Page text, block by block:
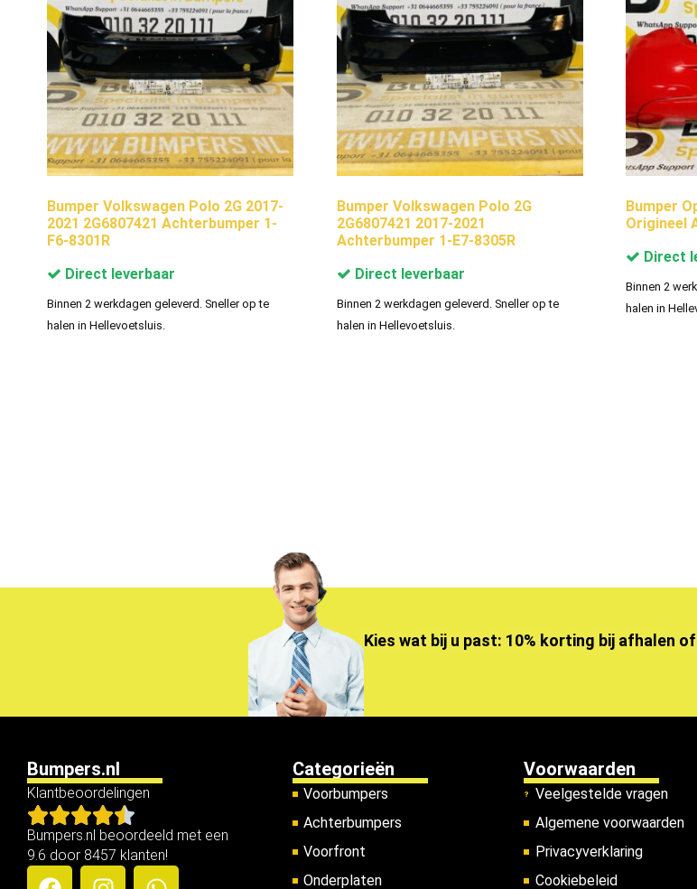
Bumper Volkswagen Polo 2G 2017-
2021 2G6807421 Achterbumper 1-
F6-8301R
Direct leverbaar
Binnen 2 werkdagen geleverd. Sneller op te
halen in Hellevoetsluis.
Bumper Volkswagen Polo 2G
2G6807421 2017-2021
Achterbumper 1-E7-8305R
Direct leverbaar
Binnen 2 werkdagen geleverd. Sneller op te
halen in Hellevoetsluis.
Bumper
Origineel
Direct
Binnen 2
halen in
Kies wat bij u past: 10% korting bij afhalen
Bumpers.nl
Klantbeoordelingen
Bumpers.nl beoordeeld met een
9.6 door 8457 klanten!
Categorieën
Voorbumpers
Achterbumpers
Voorfront
Onderplaten
Voorwaarden
Veelgestelde vragen
Algemene voorwaarden
Privacyverklaring
Cookiebeleid